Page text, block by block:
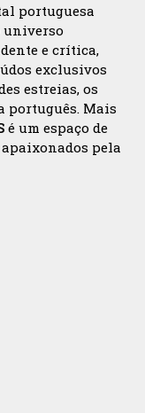
portuguesa
universo
e crítica,
exclusivos
estreias, os
português. Mais
é um espaço de
pela